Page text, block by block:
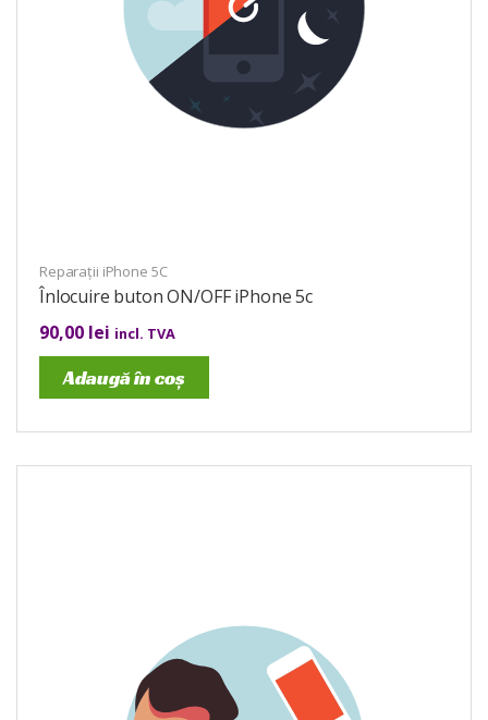
Reparații iPhone 5C
Înlocuire buton ON/OFF iPhone 5c
90,00 lei incl. TVA
Adaugă în coș